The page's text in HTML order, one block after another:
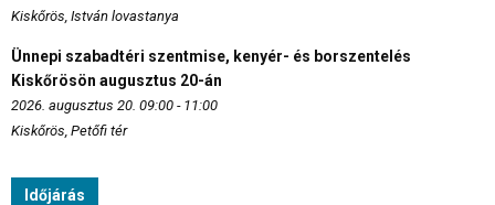
Kiskőrös, István lovastanya
Ünnepi szabadtéri szentmise, kenyér- és borszentelés
Kiskőrösön augusztus 20-án
2026. augusztus 20. 09:00 - 11:00
Kiskőrös, Petőfi tér
Időjárás